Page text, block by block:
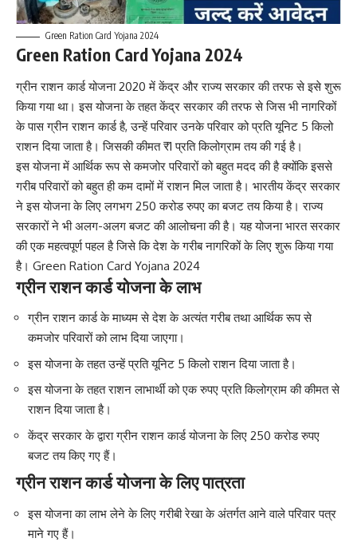
Green Ration Card Yojana 2024
Green Ration Card Yojana 2024
ग्रीन राशन कार्ड योजना 2020 में केंद्र और राज्य सरकार की तरफ से इसे शुरू
किया गया था। इस योजना के तहत केंद्र सरकार की तरफ से जिस भी नागरिकों
के पास ग्रीन राशन कार्ड है, उन्हें परिवार उनके परिवार को प्रति यूनिट 5 किलो
राशन दिया जाता है। जिसकी कीमत ₹1 प्रति किलोग्राम तय की गई है।
इस योजना में आर्थिक रूप से कमजोर परिवारों को बहुत मदद की है क्योंकि इससे
गरीब परिवारों को बहुत ही कम दामों में राशन मिल जाता है। भारतीय केंद्र सरकार
ने इस योजना के लिए लगभग 250 करोड रुपए का बजट तय किया है। राज्य
सरकारों ने भी अलग-अलग बजट की आलोचना की है। यह योजना भारत सरकार
की एक महत्वपूर्ण पहल है जिसे कि देश के गरीब नागरिकों के लिए शुरू किया गया
है। Green Ration Card Yojana 2024
ग्रीन राशन कार्ड योजना के लाभ
ग्रीन राशन कार्ड के माध्यम से देश के अत्यंत गरीब तथा आर्थिक रूप से
कमजोर परिवारों को लाभ दिया जाएगा।
इस योजना के तहत उन्हें प्रति यूनिट 5 किलो राशन दिया जाता है।
इस योजना के तहत राशन लाभार्थी को एक रुपए प्रति किलोग्राम की कीमत से
राशन दिया जाता है।
केंद्र सरकार के द्वारा ग्रीन राशन कार्ड योजना के लिए 250 करोड रुपए
बजट तय किए गए हैं।
ग्रीन राशन कार्ड योजना के लिए पात्रता
इस योजना का लाभ लेने के लिए गरीबी रेखा के अंतर्गत आने वाले परिवार पत्र
माने गए हैं।